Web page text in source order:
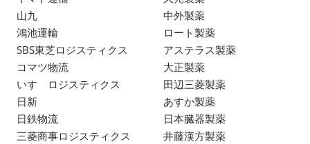
山九
鴻池運輸
SBS東芝ロジスティクス
コマツ物流
いすゞロジスティクス
日新
日鉄物流
三菱商事ロジスティクス
中外製薬
ロート製薬
アステラス製薬
大正製薬
田辺三菱製薬
あすか製薬
日本臓器製薬
井藤漢方製薬